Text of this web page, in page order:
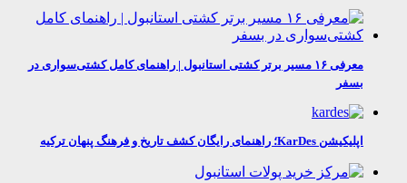
معرفی ۱۶ مسیر برتر کشتی استانبول | راهنمای کامل کشتی‌سواری در
اپلیکیشن KarDes؛ راهنمای رایگان کشف تاریخ و فرهنگ پنهان ترکیه